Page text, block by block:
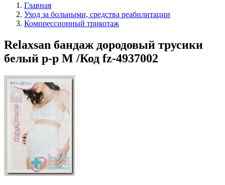
Главная
Уход за больными, средства реабилитации
Компрессионный трикотаж
Relaxsan бандаж дородовый трусики
белый р-р M /Код fz-4937002